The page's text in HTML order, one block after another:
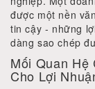
được một nền
tin cậy - những
dàng sao chép
Mối Quan Hệ
Cho Lợi